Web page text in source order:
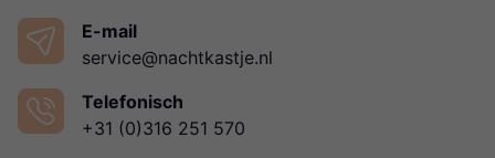
E-mail
service@nachtkastje.nl
Telefonisch
+31 (0)316 251 570